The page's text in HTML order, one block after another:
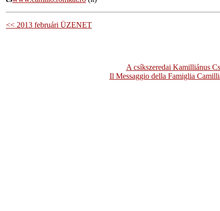
<< 2013 februári ÜZENET
A csíkszeredai Kamilliánus
Il Messaggio della Famiglia